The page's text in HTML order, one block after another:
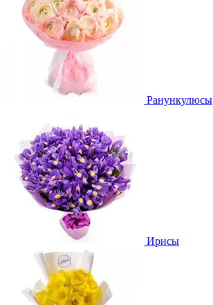
Ранункулюсы
Ирисы